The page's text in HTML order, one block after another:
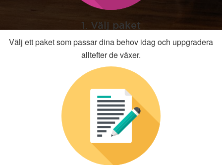
1. Välj paket
Välj ett paket som passar dina behov idag och uppgradera
alltefter de växer.